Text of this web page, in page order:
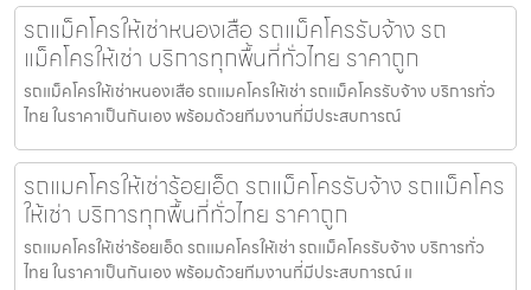
รถแม็คโครให้เช่าหนองเสือ รถแม็คโครรับจ้าง รถ
แม็คโครให้เช่า บริการทุกพื้นที่ทั่วไทย ราคาถูก
รถแม็คโครให้เช่าหนองเสือ รถแมคโครให้เช่า รถแม็คโครรับจ้าง บริการทั่ว
ไทย ในราคาเป็นกันเอง พร้อมด้วยทีมงานที่มีประสบการณ์
รถแมคโครให้เช่าร้อยเอ็ด รถแม็คโครรับจ้าง รถแม็คโคร
ให้เช่า บริการทุกพื้นที่ทั่วไทย ราคาถูก
รถแมคโครให้เช่าร้อยเอ็ด รถแมคโครให้เช่า รถแม็คโครรับจ้าง บริการทั่ว
ไทย ในราคาเป็นกันเอง พร้อมด้วยทีมงานที่มีประสบการณ์ แ